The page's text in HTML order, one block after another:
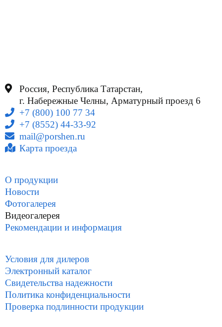
Россия, Республика Татарстан,
г. Набережные Челны, Арматурный проезд 6
+7 (800) 100 77 34
+7 (8552) 44-33-92
mail@porshen.ru
Карта проезда
О продукции
Новости
Фотогалерея
Видеогалерея
Рекомендации и информация
Условия для дилеров
Электронный каталог
Свидетельства надежности
Политика конфиденциальности
Проверка подлинности продукции